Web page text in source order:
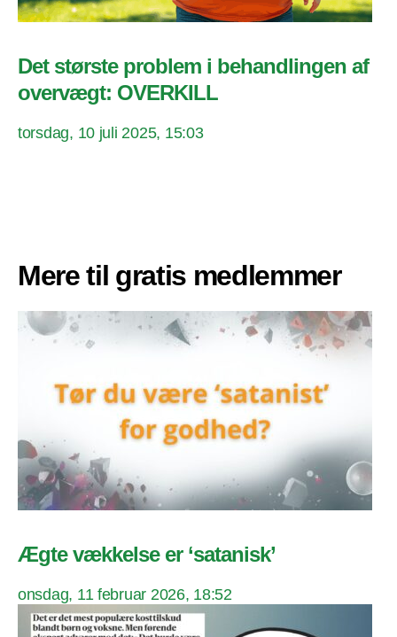
Det største problem i behandlingen af
overvægt: OVERKILL
torsdag, 10 juli 2025, 15:03
Mere til gratis medlemmer
Ægte vækkelse er ‘satanisk’
onsdag, 11 februar 2026, 18:52